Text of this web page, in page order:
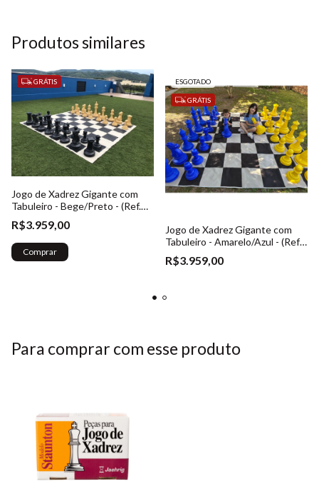
Produtos similares
GRÁTIS
Jogo de Xadrez Gigante com
Tabuleiro - Bege/Preto - (Ref.
023)
R$3.959,00
Comprar
ESGOTADO
GRÁTIS
Jogo de Xadrez Gigante com
Tabuleiro - Amarelo/Azul - (Ref.
023)
R$3.959,00
Para comprar com esse produto